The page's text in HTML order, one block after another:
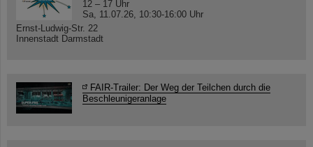
12 – 17 Uhr
Sa, 11.07.26, 10:30-16:00 Uhr
Ernst-Ludwig-Str. 22
Innenstadt Darmstadt
FAIR-Trailer: Der Weg der Teilchen durch die
Beschleunigeranlage